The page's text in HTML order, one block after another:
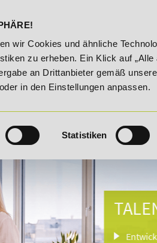
wir Cookies und ähnliche
zu erheben. Ein Klick auf „Alle
an Drittanbieter gemäß
in den Einstellungen anpassen.
Statistiken
- Bildungsroute!
Entwickle